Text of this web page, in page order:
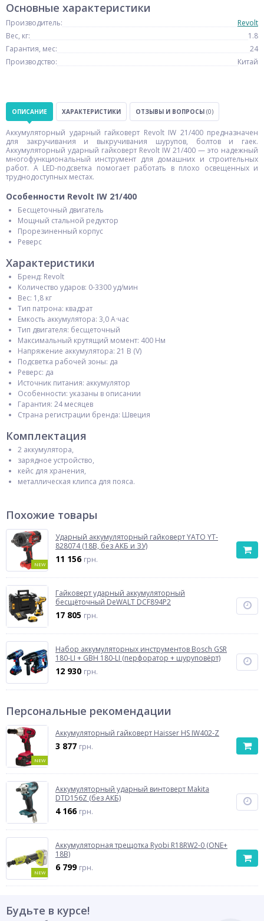
Основные характеристики
Производитель:
Revolt
Вес, кг:
1.8
Гарантия, мес:
24
Производство:
Китай
ОПИСАНИЕ ХАРАКТЕРИСТИКИ ОТЗЫВЫ И ВОПРОСЫ (0)
Аккумуляторный ударный гайковерт Revolt IW 21/400 предназначен
для закручивания и выкручивания шурупов, болтов и гаек.
Аккумуляторный ударный гайковерт Revolt IW 21/400 — это надежный
многофункциональный инструмент для домашних и строительных
работ. А LED-подсветка помогает работать в плохо освещенных и
труднодоступных местах.
Особенности Revolt IW 21/400
Бесщеточный двигатель
Мощный стальной редуктор
Прорезиненный корпус
Реверс
Характеристики
Бренд: Revolt
Количество ударов: 0-3300 уд/мин
Вес: 1,8 кг
Тип патрона: квадрат
Емкость аккумулятора: 3,0 А·час
Тип двигателя: бесщеточный
Максимальный крутящий момент: 400 Нм
Напряжение аккумулятора: 21 В (V)
Подсветка рабочей зоны: да
Реверс: да
Источник питания: аккумулятор
Особенности: указаны в описании
Гарантия: 24 месяцев
Страна регистрации бренда: Швеция
Комплектация
2 аккумулятора,
зарядное устройство,
кейс для хранения,
металлическая клипса для пояса.
Похожие товары
NEW
Ударный аккумуляторный гайковерт YATO YT-
828074 (18В, без АКБ и ЗУ)
11 156 грн.
Гайковерт ударный аккумуляторный
бесщёточный DeWALT DCF894P2
17 805 грн.
Набор аккумуляторных инструментов Bosch GSR
180-LI + GBH 180-LI (перфоратор + шуруповёрт)
12 930 грн.
Персональные рекомендации
NEW
Аккумуляторный гайковерт Haisser HS IW402-Z
3 877 грн.
Аккумуляторный ударный винтоверт Makita
DTD156Z (без АКБ)
4 166 грн.
NEW
Аккумуляторная трещотка Ryobi R18RW2-0 (ONE+
18В)
6 799 грн.
Будьте в курсе!